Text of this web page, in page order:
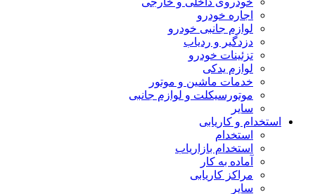
اجاره خودرو
لوازم جانبی خودرو
دزدگیر و ردیاب
تزئینات خودرو
لوازم یدکی
خدمات ماشین و موتور
موتورسیکلت و لوازم جانبی
سایر
استخدام و کاریابی
استخدام
استخدام بازاریاب
آماده به کار
مراکز کاریابی
سایر